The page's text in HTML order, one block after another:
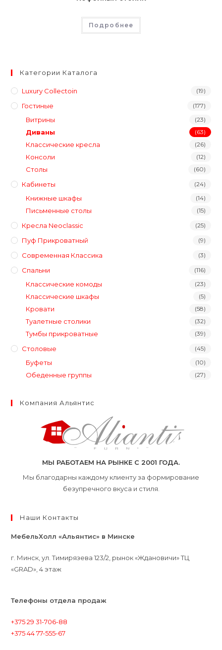
Подробнее
Категории Каталога
Luxury Collectoin (19)
Гостиные (177)
Витрины (23)
Диваны (63)
Классические кресла (26)
Консоли (12)
Столы (60)
Кабинеты (24)
Книжные шкафы (14)
Письменные столы (15)
Кресла Neoclassic (25)
Пуф Прикроватный (9)
Современная Классика (3)
Спальни (116)
Классические комоды (23)
Классические шкафы (5)
Кровати (58)
Туалетные столики (32)
Тумбы прикроватные (39)
Столовые (45)
Буфеты (10)
Обеденные группы (27)
Компания Альянтис
МЫ РАБОТАЕМ НА РЫНКЕ С 2001 ГОДА.
Мы благодарны каждому клиенту за формирование
безупречного вкуса и стиля.
Наши Контакты
МебельХолл «Альянтис» в Минске
г. Минск, ул. Тимирязева 123/2, рынок «Ждановичи» ТЦ
«GRAD», 4 этаж
Телефоны отдела продаж
+375 29 31-706-88
+375 44 77-555-67